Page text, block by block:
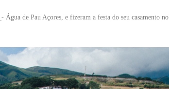
- Água de Pau Açores, e fizeram a festa do seu casamento no